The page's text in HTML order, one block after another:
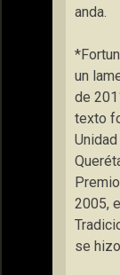
anda.
un
de
texto
2005,
se